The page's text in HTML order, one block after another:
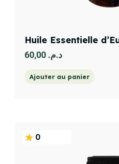
Huile Essentielle
د.م.
Ajouter au panier
0